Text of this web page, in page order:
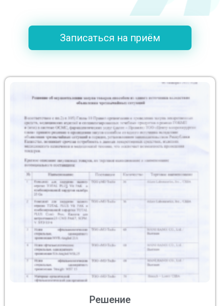
Записаться на приём
Решение